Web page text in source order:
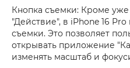
Кнопка съемки: Кроме
"Действие", в iPhone 16
съемки. Это позволяет
открывать приложение
изменять масштаб и